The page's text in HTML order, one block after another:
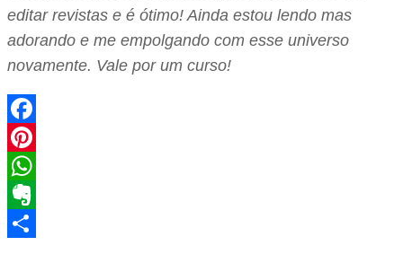
editar revistas e é ótimo! Ainda estou lendo mas
adorando e me empolgando com esse universo
novamente. Vale por um curso!
Facebook
Pinterest
WhatsApp
Evernote